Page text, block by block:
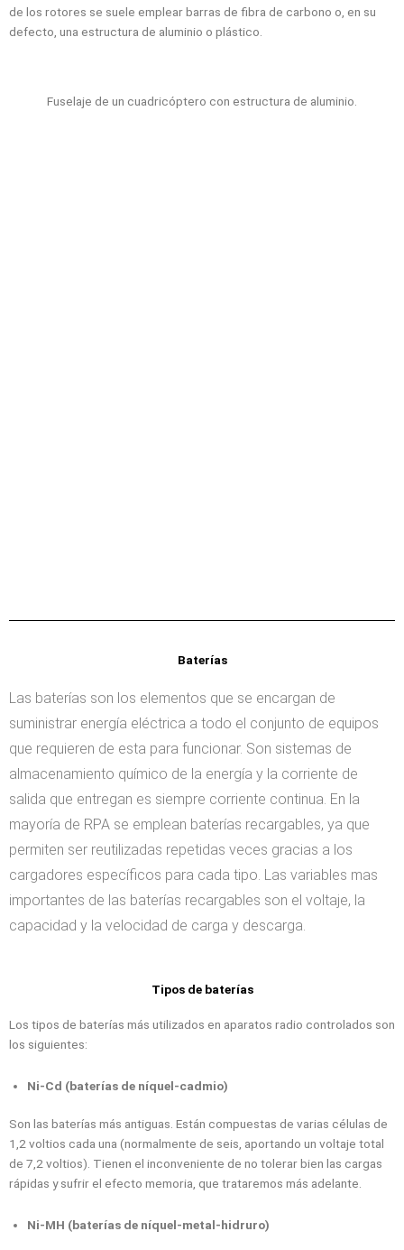
de los rotores se suele emplear barras de fibra de carbono o, en su
defecto, una estructura de aluminio o plástico.
Fuselaje de un cuadricóptero con estructura de aluminio.
Baterías
Las baterías son los elementos que se encargan de
suministrar energía eléctrica a todo el conjunto de equipos
que requieren de esta para funcionar. Son sistemas de
almacenamiento químico de la energía y la corriente de
salida que entregan es siempre corriente continua. En la
mayoría de RPA se emplean baterías recargables, ya que
permiten ser reutilizadas repetidas veces gracias a los
cargadores específicos para cada tipo. Las variables mas
importantes de las baterías recargables son el voltaje, la
capacidad y la velocidad de carga y descarga.
Tipos de baterías
Los tipos de baterías más utilizados en aparatos radio controlados son
los siguientes:
Ni-Cd (baterías de níquel-cadmio)
Son las baterías más antiguas. Están compuestas de varias células de
1,2 voltios cada una (normalmente de seis, aportando un voltaje total
de 7,2 voltios). Tienen el inconveniente de no tolerar bien las cargas
rápidas y sufrir el efecto memoria, que trataremos más adelante.
Ni-MH (baterías de níquel-metal-hidruro)